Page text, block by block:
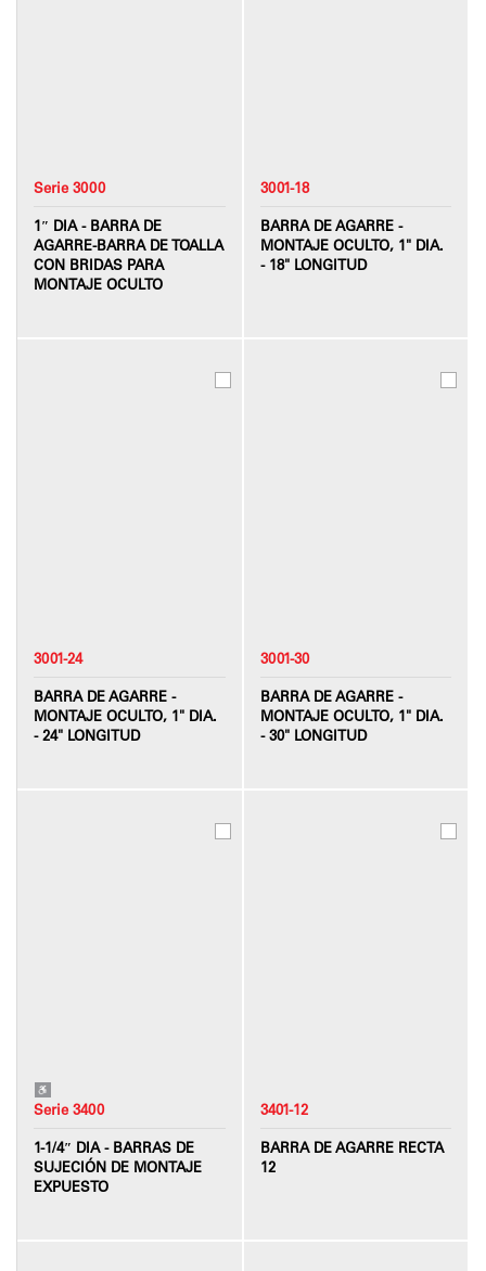
Serie 3000
1″ DIA - BARRA DE
AGARRE-BARRA DE TOALLA
CON BRIDAS PARA
MONTAJE OCULTO
3001-18
BARRA DE AGARRE -
MONTAJE OCULTO, 1" DIA.
- 18" LONGITUD
3001-24
BARRA DE AGARRE -
MONTAJE OCULTO, 1" DIA.
- 24" LONGITUD
3001-30
BARRA DE AGARRE -
MONTAJE OCULTO, 1" DIA.
- 30" LONGITUD
Serie 3400
1-1/4″ DIA - BARRAS DE
SUJECIÓN DE MONTAJE
EXPUESTO
3401-12
BARRA DE AGARRE RECTA
12